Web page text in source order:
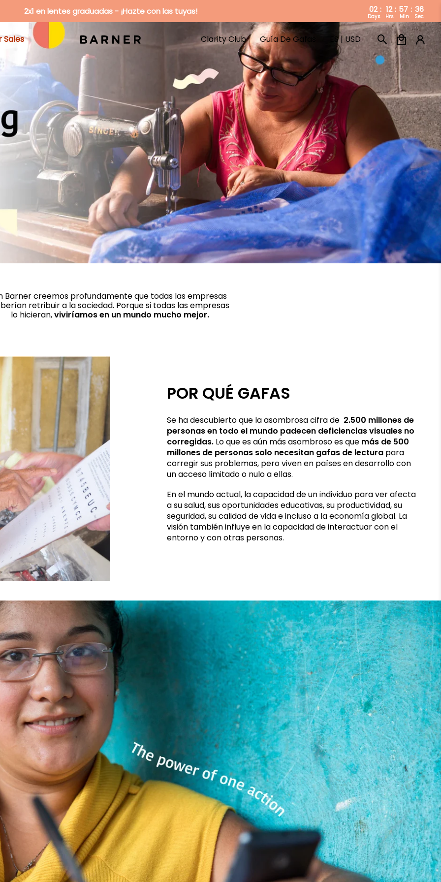
2x1 en lentes graduadas - ¡Hazte con las tuyas! 02 :
Days
12 :
Hrs
57 :
Min
34
Sec
Sales
Clarity Club
Clarity Club
Guía De Gafas
Guía De Gafas
ES | USD
Barner creemos profundamente que todas las empresas
retribuir a la sociedad. Porque si todas las empresas
lo hicieran,viviríamos en un mundo mucho mejor.
POR QUÉ GAFAS
Se ha descubierto que la asombrosa cifra de 2.500 millones de
personas en todo el mundo padecen deficiencias visuales no
corregidas. Lo que es aún más asombroso es que más de 500
millones de personas solo necesitan gafas de lectura para
corregir sus problemas, pero viven en países en desarrollo con
un acceso limitado o nulo a ellas.
En el mundo actual, la capacidad de un individuo para ver afecta
a su salud, sus oportunidades educativas, su productividad, su
seguridad, su calidad de vida e incluso a la economía global. La
visión también influye en la capacidad de interactuar con el
entorno y con otras personas.